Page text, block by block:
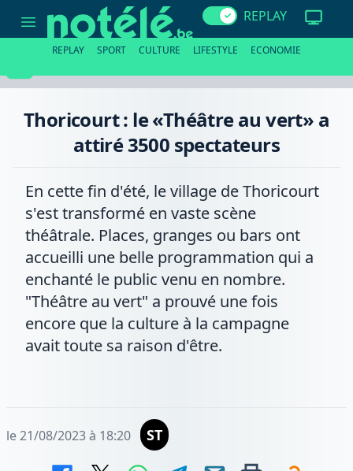
spectateurs
REPLAY
REPLAY SPORT CULTURE LIFESTYLE ECONOMIE
Thoricourt : le «Théâtre au vert» a
attiré 3500 spectateurs
En cette fin d'été, le village de Thoricourt
s'est transformé en vaste scène
théâtrale. Places, granges ou bars ont
accueilli une belle programmation qui a
enchanté le public venu en nombre.
"Théâtre au vert" a prouvé une fois
encore que la culture à la campagne
avait toute sa raison d'être.
le 21/08/2023 à 18:20 ST